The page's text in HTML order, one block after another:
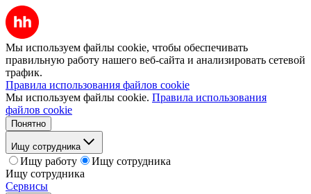
Мы используем файлы cookie, чтобы обеспечивать
правильную работу нашего веб-сайта и анализировать сетевой
трафик.
Правила использования файлов cookie
Мы используем файлы cookie. Правила использования
файлов cookie
Понятно
Ищу сотрудника
Ищу работу
Ищу сотрудника
Ищу сотрудника
Сервисы